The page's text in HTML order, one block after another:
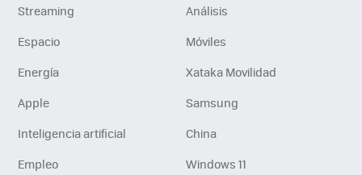
Streaming
Análisis
Espacio
Móviles
Energía
Xataka Movilidad
Apple
Samsung
Inteligencia artificial
China
Empleo
Windows 11